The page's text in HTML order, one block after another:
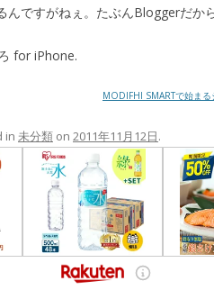
んですがねぇ。たぶんBloggerだから
for iPhone.
MODIFHI SMARTで始ま
in 未分類 on 2011年11月12日.